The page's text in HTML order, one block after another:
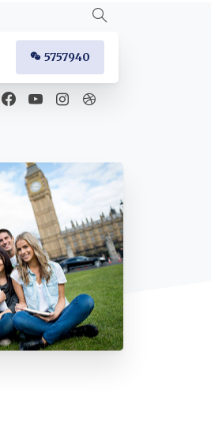
5757940